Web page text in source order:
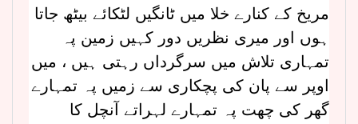
مریخ کے کنارے خلا میں ٹانگیں لٹکائے بیٹھ جاتا
ہوں اور میری نظریں دور کہیں زمین پہ
تمہاری تلاش میں سرگرداں رہتی ہیں ، میں
اوپر سے پان کی پچکاری سے زمیں پہ تمہارے
گھر کی چھت پہ تمہارے لہراتے آنچل کا